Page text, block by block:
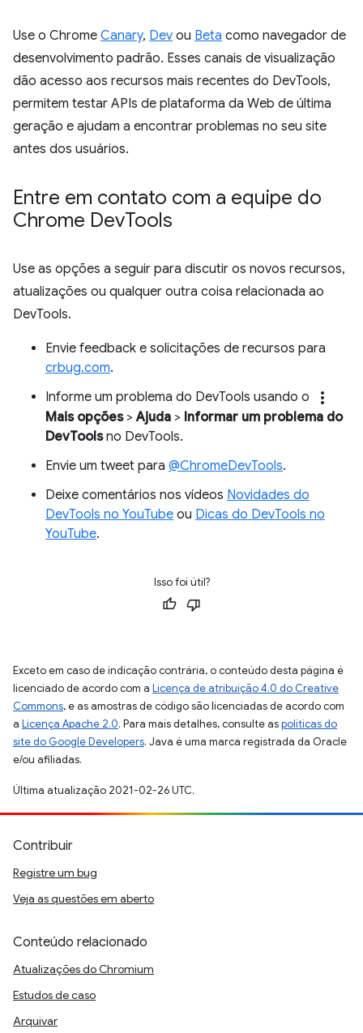
Use o Chrome Canary, Dev ou Beta como navegador de
desenvolvimento padrão. Esses canais de visualização
dão acesso aos recursos mais recentes do DevTools,
permitem testar APIs de plataforma da Web de última
geração e ajudam a encontrar problemas no seu site
antes dos usuários.
Entre em contato com a equipe do
Chrome DevTools
Use as opções a seguir para discutir os novos recursos,
atualizações ou qualquer outra coisa relacionada ao
DevTools.
Envie feedback e solicitações de recursos para
crbug.com.
Informe um problema do DevTools usando o
more_vert
Mais opções>Ajuda > Informar um problema do
DevToolsno DevTools.
Envie um tweet para @ChromeDevTools.
Deixe comentários nos vídeos Novidades do
DevTools no YouTube ou Dicas do DevTools no
YouTube.
Isso foi útil?
Exceto em caso de indicação contrária, o conteúdo desta página é
licenciado de acordo com a Licença de atribuição 4.0 do Creative
Commons, e as amostras de código são licenciadas de acordo com
a Licença Apache 2.0. Para mais detalhes, consulte aspolíticas do
site do Google Developers. Java é uma marca registrada da Oracle
e/ou afiliadas.
Última atualização 2021-02-26 UTC.
Contribuir
Registre um bug
Veja as questões em aberto
Conteúdo relacionado
Atualizações do Chromium
Estudos de caso
Arquivar